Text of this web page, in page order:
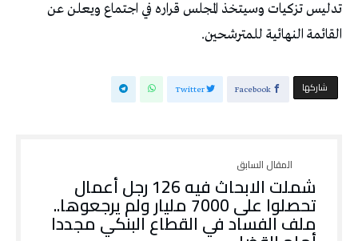
تدليس تزكيات وسيتخذ المجلس قراره في اجتماع ويعلن عن
القائمة النهائية للمترشحين.
‫‫ شاركها‬ Facebook
Twitter
شملت الابحاث فيه 126 رجل أعمال
تحصلوا على 7000 مليار ولم يرجعوها..
ملف الفساد في القطاع البنكي مجددا